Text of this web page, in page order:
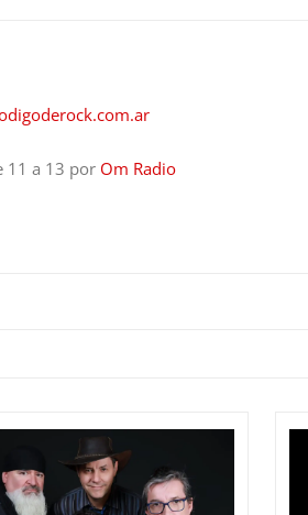
11 a 13 por Om Radio